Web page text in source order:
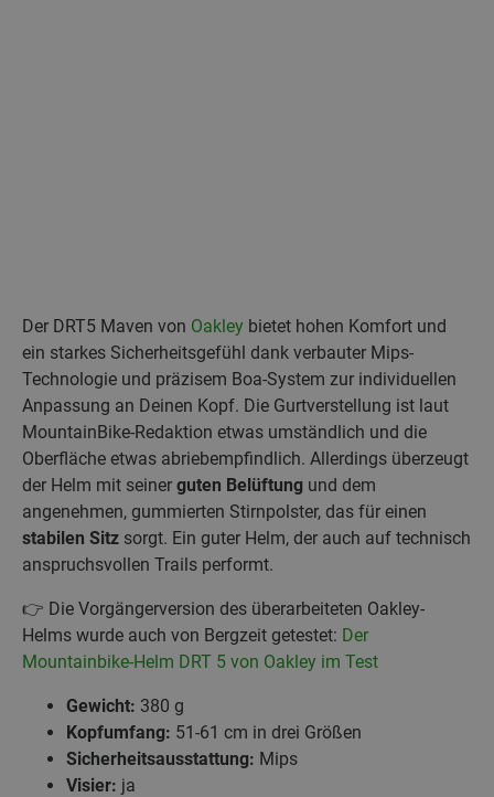
Der DRT5 Maven von Oakley bietet hohen Komfort und
ein starkes Sicherheitsgefühl dank verbauter Mips-
Technologie und präzisem Boa-System zur individuellen
Anpassung an Deinen Kopf. Die Gurtverstellung ist laut
MountainBike-Redaktion etwas umständlich und die
Oberfläche etwas abriebempfindlich. Allerdings überzeugt
der Helm mit seiner guten Belüftung und dem
angenehmen, gummierten Stirnpolster, das für einen
stabilen Sitz sorgt. Ein guter Helm, der auch auf technisch
anspruchsvollen Trails performt.
👉 Die Vorgängerversion des überarbeiteten Oakley-
Helms wurde auch von Bergzeit getestet: Der
Mountainbike-Helm DRT 5 von Oakley im Test
Gewicht: 380 g
Kopfumfang: 51-61 cm in drei Größen
Sicherheitsausstattung: Mips
Visier: ja